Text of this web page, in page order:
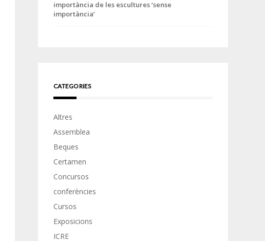
importància de les escultures ‘sense
importància’
CATEGORIES
Altres
Assemblea
Beques
Certamen
Concursos
conferències
Cursos
Exposicions
ICRE